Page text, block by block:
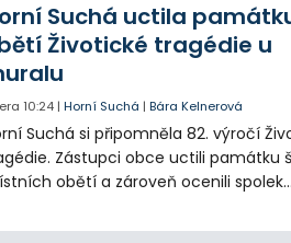
Suchá uctila
Životické tragédie u
10:24 |Horní Suchá |Bára Kelnerová
Suchá si připomněla 82. výročí
Zástupci obce uctili památku
obětí a zároveň ocenili spolek
prostřednictvím QR kódů u